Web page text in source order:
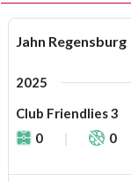
Jahn Regensburg
2025
Club Friendlies 3
0
0